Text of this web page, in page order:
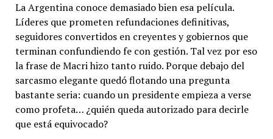
La Argentina conoce demasiado bien esa película.
Líderes que prometen refundaciones definitivas,
seguidores convertidos en creyentes y gobiernos que
terminan confundiendo fe con gestión. Tal vez por eso
la frase de Macri hizo tanto ruido. Porque debajo del
sarcasmo elegante quedó flotando una pregunta
bastante seria: cuando un presidente empieza a verse
como profeta… ¿quién queda autorizado para decirle
que está equivocado?